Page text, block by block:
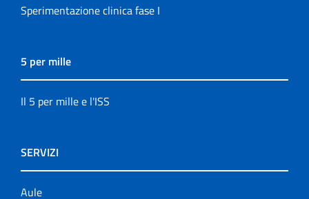
Sperimentazione clinica fase I
5 per mille
Il 5 per mille e l'ISS
SERVIZI
Aule